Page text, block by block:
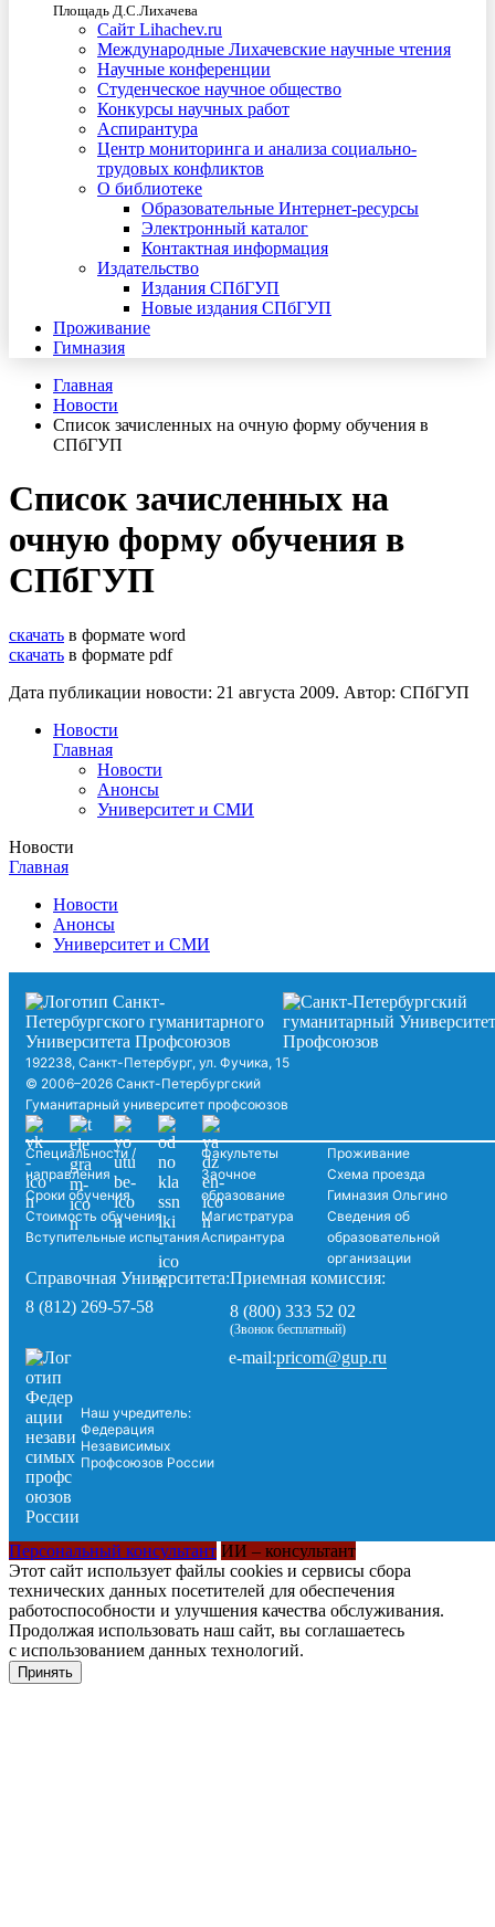
Площадь Д.С.Лихачева
Сайт Lihachev.ru
Международные Лихачевские научные чтения
Научные конференции
Студенческое научное общество
Конкурсы научных работ
Аспирантура
Центр мониторинга и анализа социально-
трудовых конфликтов
О библиотеке
Образовательные Интернет-ресурсы
Электронный каталог
Контактная информация
Издательство
Издания СПбГУП
Новые издания СПбГУП
Проживание
Гимназия
Главная
Новости
Список зачисленных на очную форму обучения в
СПбГУП
Список зачисленных на
очную форму обучения в
СПбГУП
скачать в формате word
скачать в формате pdf
Дата публикации новости: 21 августа 2009. Автор: СПбГУП
Новости
Главная
Новости
Анонсы
Университет и СМИ
Новости
Главная
Новости
Анонсы
Университет и СМИ
192238, Санкт-Петербург, ул. Фучика, 15
© 2006–2026 Санкт-Петербургский
Гуманитарный университет профсоюзов
Специальности /
направления
Сроки обучения
Стоимость обучения
Вступительные испытания
Факультеты
Заочное
образование
Магистратура
Аспирантура
Проживание
Схема проезда
Гимназия Ольгино
Сведения об
образовательной
организации
Справочная Университета:
8 (812) 269-57-58
Приемная комиссия:
8 (800) 333 52 02
(Звонок бесплатный)
Наш учредитель:
Федерация
Независимых
Профсоюзов России
e-mail:pricom@gup.ru
Персональный консультант ИИ – консультант
Этот сайт использует файлы cookies и сервисы сбора
технических данных посетителей для обеспечения
работоспособности и улучшения качества обслуживания.
Продолжая использовать наш сайт, вы соглашаетесь
с использованием данных технологий.
Принять